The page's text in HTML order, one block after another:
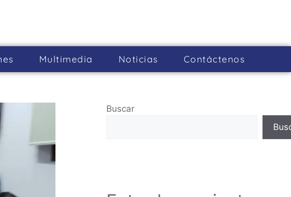
Multimedia Noticias Cont­áctenos
Buscar